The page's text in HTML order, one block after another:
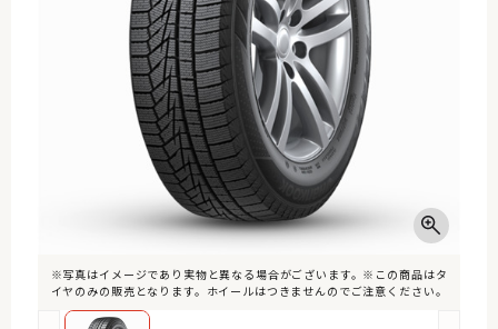
※写真はイメージであり実物と異なる場合がございます。※この商品はタ
イヤのみの販売となります。ホイールはつきませんのでご注意ください。